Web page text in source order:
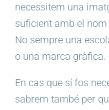
necessitem una
suficient amb el
No sempre una
o una marca gràfica.
En cas que sí fos
sabrem també per